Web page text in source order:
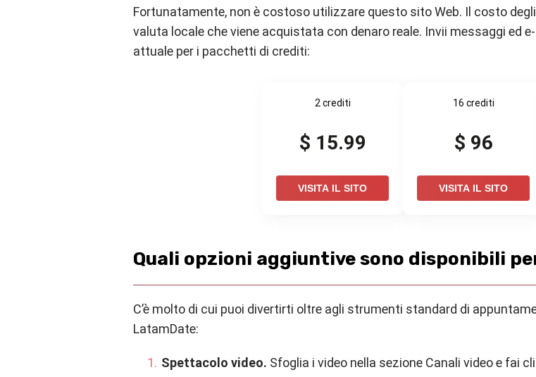
Fortunatamente, non è costoso utilizzare questo sito Web. Il costo
valuta locale che viene acquistata con denaro reale. Invii messaggi ed
attuale per i pacchetti di crediti:
2 crediti
$ 15.99
VISITA IL SITO
16 crediti
$ 96
VISITA IL SITO
Quali opzioni aggiuntive sono disponibili
C’è molto di cui puoi divertirti oltre agli strumenti standard di
LatamDate:
Spettacolo video. Sfoglia i video nella sezione Canali video e fai